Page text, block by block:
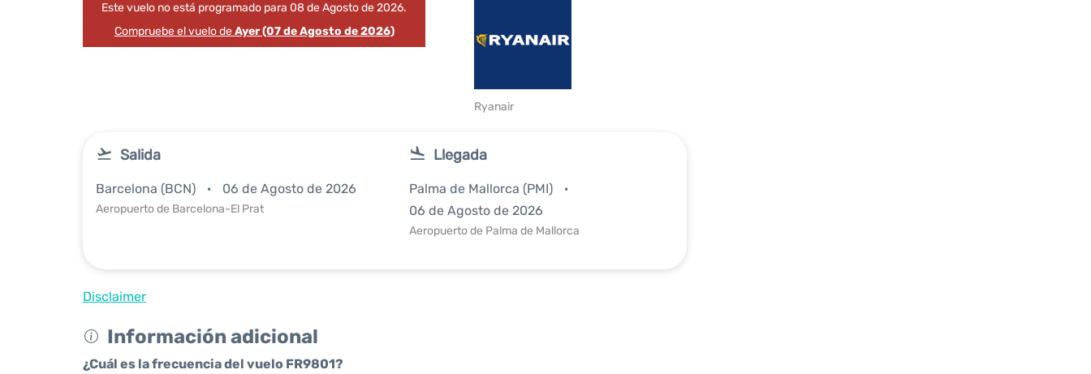
Este vuelo no está programado para 08 de Agosto de 2026.
Compruebe el vuelo deAyer (07 de Agosto de 2026)
Ryanair
Salida
Barcelona (BCN) 06 de Agosto de 2026
Aeropuerto de Barcelona-El Prat
Llegada
Palma de Mallorca (PMI)
06 de Agosto de 2026
Aeropuerto de Palma de Mallorca
Disclaimer
Información adicional
¿Cuál es la frecuencia del vuelo FR9801?